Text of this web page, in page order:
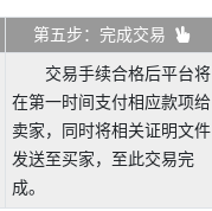
第五步：完成交易
交易手续合格后平台将
在第一时间支付相应款项给
卖家，同时将相关证明文件
发送至买家，至此交易完
成。